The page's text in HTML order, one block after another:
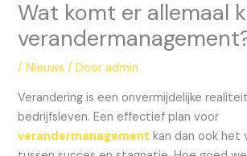
Wat komt er allemaal
/Nieuws / Dooradmin
Verandering is een onvermijdelijke
bedrijfsleven. Een effectief plan voor
verandermanagement kan dan ook het